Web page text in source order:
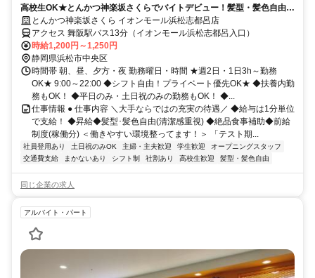
高校生OK★とんかつ神楽坂さくらでバイトデビュー！髪型・髪色自由★
食事補助有★履歴書不要
とんかつ神楽坂さくら イオンモール浜松志都呂店
アクセス 舞阪駅バス13分（イオンモール浜松志都呂入口）
時給1,200円～1,250円
静岡県浜松市中央区
時間帯 朝、昼、夕方・夜 勤務曜日・時間 ★週2日・1日3h～勤務
OK★ 9:00～22:00 ◆シフト自由！プライベート優先OK★ ◆扶養内勤
務もOK！ ◆平日のみ・土日祝のみの勤務もOK！ ◆...
仕事情報 ● 仕事内容 ＼大手ならではの充実の待遇／ ◆給与は1分単位
で支給！ ◆昇給◆髪型･髪色自由(清潔感重視) ◆絶品食事補助◆前給
制度(稼働分) ＜働きやすい環境整ってます！＞ 「テスト期...
社員登用あり 土日祝のみOK 主婦・主夫歓迎 学生歓迎
オープニングスタッフ
交通費支給
まかないあり シフト制 社割あり 高校生歓迎 髪型・髪色自由
同じ企業の求人
アルバイト・パート